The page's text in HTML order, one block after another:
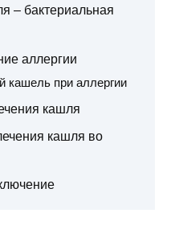
– бактериальная
аллергии
кашель при аллергии
кашля
кашля во